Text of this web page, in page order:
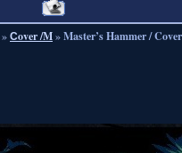
»Сover /M»Master’s Hammer /